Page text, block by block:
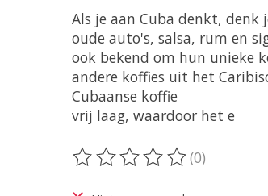
Als je aan Cuba denkt, denk
oude auto's, salsa, rum en
ook bekend om hun unieke
andere koffies uit het
Cubaanse koffie
vrij laag, waardoor het e
De beoordeling van dit
(0)